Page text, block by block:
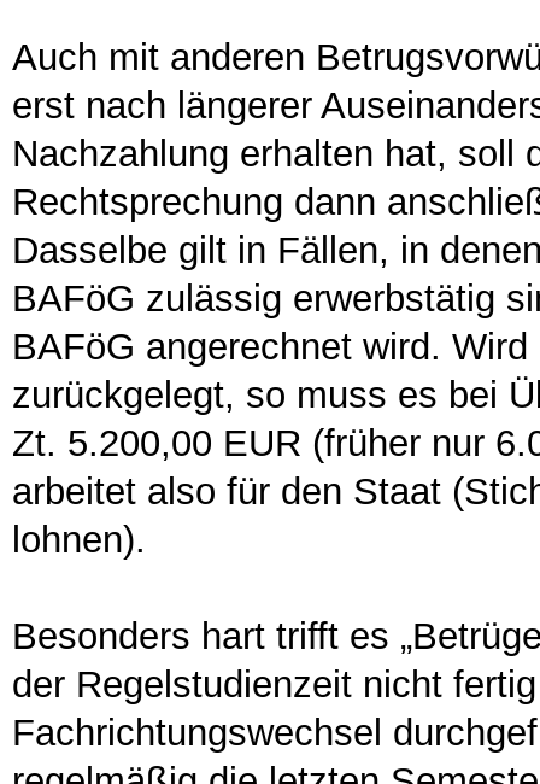
Auch mit anderen
erst nach längerer
Nachzahlung erhalten hat, soll
Rechtsprechung dann
Dasselbe gilt in Fällen, in
BAFöG zulässig erwerbstätig
BAFöG angerechnet wird.
zurückgelegt, so muss es bei
Zt. 5.200,00 EUR (früher nur
arbeitet also für den Staat
lohnen).
Besonders hart trifft es
der Regelstudienzeit nicht
Fachrichtungswechsel